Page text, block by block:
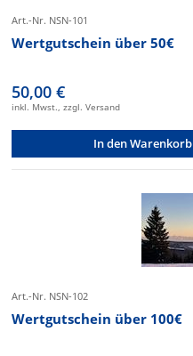
Art.-Nr. NSN-101
Wertgutschein über 50€
50,00 €
inkl. Mwst., zzgl. Versand
In den Warenkorb
Art.-Nr. NSN-102
Wertgutschein über 100€